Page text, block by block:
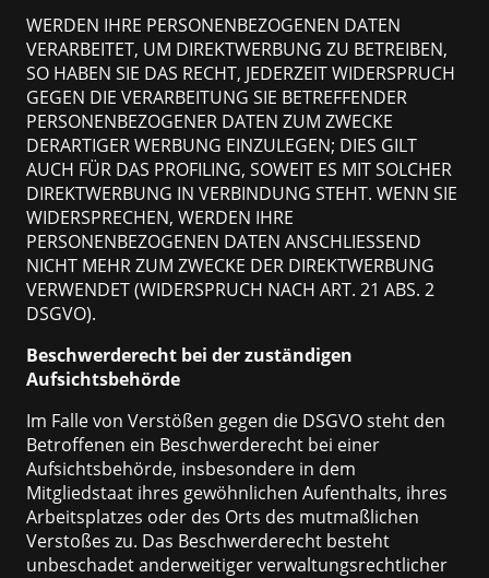
WERDEN IHRE PERSONENBEZOGENEN DATEN
VERARBEITET, UM DIREKTWERBUNG ZU BETREIBEN,
SO HABEN SIE DAS RECHT, JEDERZEIT WIDERSPRUCH
GEGEN DIE VERARBEITUNG SIE BETREFFENDER
PERSONENBEZOGENER DATEN ZUM ZWECKE
DERARTIGER WERBUNG EINZULEGEN; DIES GILT
AUCH FÜR DAS PROFILING, SOWEIT ES MIT SOLCHER
DIREKTWERBUNG IN VERBINDUNG STEHT. WENN SIE
WIDERSPRECHEN, WERDEN IHRE
PERSONENBEZOGENEN DATEN ANSCHLIESSEND
NICHT MEHR ZUM ZWECKE DER DIREKTWERBUNG
VERWENDET (WIDERSPRUCH NACH ART. 21 ABS. 2
DSGVO).
Beschwerderecht bei der zuständigen
Aufsichtsbehörde
Im Falle von Verstößen gegen die DSGVO steht den
Betroffenen ein Beschwerderecht bei einer
Aufsichtsbehörde, insbesondere in dem
Mitgliedstaat ihres gewöhnlichen Aufenthalts, ihres
Arbeitsplatzes oder des Orts des mutmaßlichen
Verstoßes zu. Das Beschwerderecht besteht
unbeschadet anderweitiger verwaltungsrechtlicher